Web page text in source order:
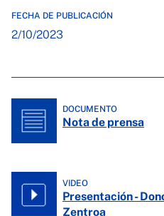
FECHA DE PUBLICACIÓN
2/10/2023
DOCUMENTO
Nota de prensa
VIDEO
Presentación -
Zentroa